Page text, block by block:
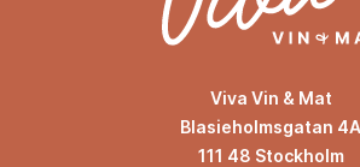
Viva Vin & Mat
Blasieholmsgatan 4A
111 48 Stockholm